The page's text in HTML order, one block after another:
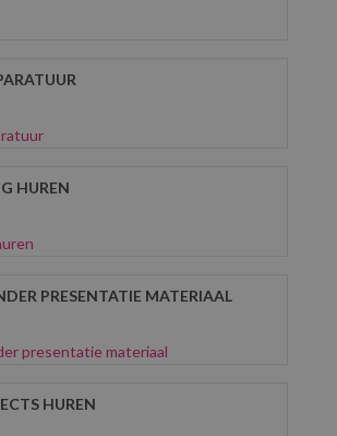
HUREN
PRESENTATIE MATERIAAL
HUREN